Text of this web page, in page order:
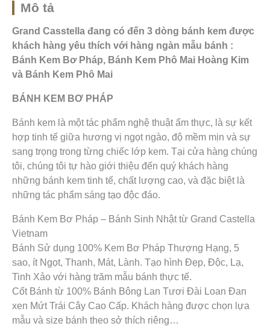
Mô tả
Grand Casstella đang có đến 3 dòng bánh kem được
khách hàng yêu thích với hàng ngàn mẫu bánh :
Bánh Kem Bơ Pháp, Bánh Kem Phô Mai Hoàng Kim
và Bánh Kem Phô Mai
BÁNH KEM BƠ PHÁP
Bánh kem là một tác phẩm nghệ thuật ẩm thực, là sự kết
hợp tinh tế giữa hương vị ngọt ngào, độ mềm mịn và sự
sang trọng trong từng chiếc lớp kem. Tại cửa hàng chúng
tôi, chúng tôi tự hào giới thiệu đến quý khách hàng
những bánh kem tinh tế, chất lượng cao, và đặc biệt là
những tác phẩm sáng tạo độc đáo.
Bánh Kem Bơ Pháp – Bánh Sinh Nhật từ Grand Castella
Vietnam
Bánh Sử dụng 100% Kem Bơ Pháp Thượng Hạng, 5
sao, ít Ngọt, Thanh, Mát, Lành. Tạo hình Đẹp, Độc, Lạ,
Tinh Xảo với hàng trăm mẫu bánh thực tế.
Cốt Bánh từ 100% Bánh Bông Lan Tươi Đài Loan Đan
xen Mứt Trái Cây Cao Cấp. Khách hàng được chọn lựa
mẫu và size bánh theo sở thích riêng…